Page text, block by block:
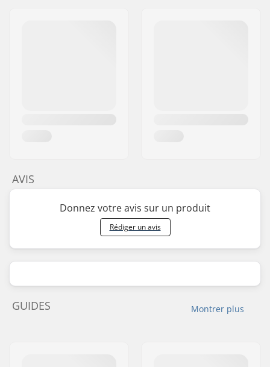
AVIS
Donnez votre avis sur un produit
Rédiger un avis
Montrer plus
GUIDES